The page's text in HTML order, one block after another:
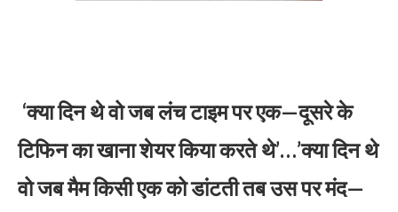
‘क्या दिन थे वो जब लंच टाइम पर एक—दूसरे के
टिफिन का खाना शेयर किया करते थे’…’क्या दिन थे
वो जब ​मैम किसी एक को डांटती तब उस पर मंद—